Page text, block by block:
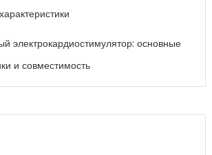
электрокардиостимулятор: основные
и совместимость